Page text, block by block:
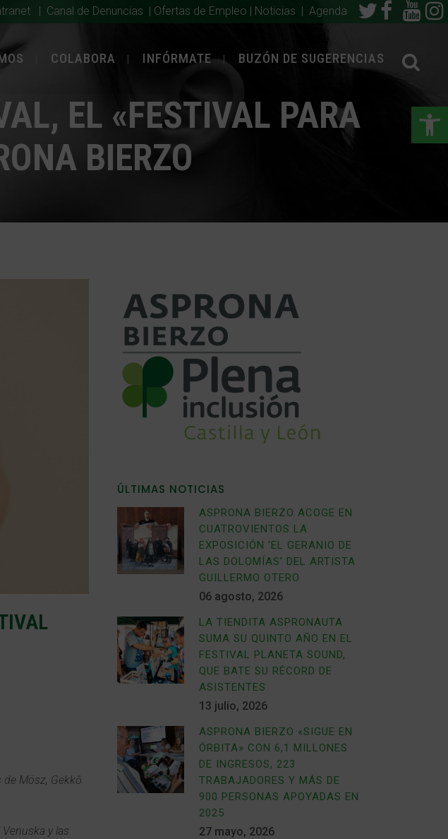
| Canal de Denuncias | Ofertas de Empleo | Noticias | Agenda
COLABORA INFÓRMATE BUZÓN DE SUGERENCIAS
EL «FESTIVAL PARA
BIERZO
de Mösz, Gekkō
y las
ÚLTIMAS NOTICIAS
ASPRONA BIERZO ACOGE EN
CUATROVIENTOS LA
EXPOSICIÓN ‘EL GERANIO DE
LAS DOLOMÍAS’ DEL ARTISTA
GUILLERMO OTERO
06 agosto, 2026
LA TIENDITA ASPRONAUTA
SUMA SU QUINTO AÑO EN EL
FESTIVAL PLANETA SOUND,
QUE BATE SU RÉCORD DE
ASISTENTES
13 julio, 2026
ASPRONA BIERZO «SIGUE EN
ÓRBITA» CON 6,1 MILLONES
DE INGRESOS, 223
TRABAJADORES Y MÁS DE
900 PERSONAS APOYADAS EN
2025
27 mayo, 2026